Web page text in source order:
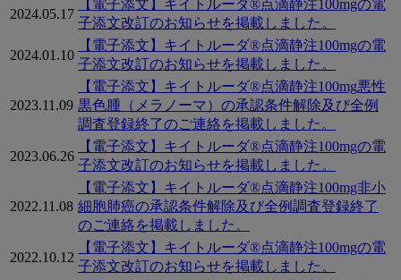
2024.05.17
【電子添文】キイトルーダ®点滴静注100mgの電
子添文改訂のお知らせを掲載しました。
2024.01.10
【電子添文】キイトルーダ®点滴静注100mgの電
子添文改訂のお知らせを掲載しました。
2023.11.09
【電子添文】キイトルーダ®点滴静注100mg悪性
黒色腫（メラノーマ）の承認条件解除及び全例
調査登録終了のご連絡を掲載しました。
2023.06.26
【電子添文】キイトルーダ®点滴静注100mgの電
子添文改訂のお知らせを掲載しました。
2022.11.08
【電子添文】キイトルーダ®点滴静注100mg非小
細胞肺癌の承認条件解除及び全例調査登録終了
のご連絡を掲載しました。
2022.10.12
【電子添文】キイトルーダ®点滴静注100mgの電
子添文改訂のお知らせを掲載しました。